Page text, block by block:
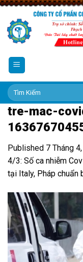
Skip
content
Tìm
kiếm:
tre-mac-
Published 7 Tháng
4/3: Số ca nhiễm
tại Italy, Pháp chuẩn